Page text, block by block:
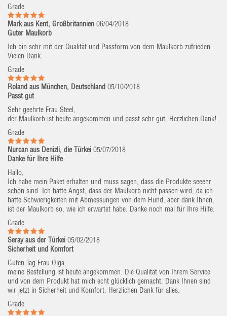
Grade
Mark aus Kent, Großbritannien 06/04/2018
Guter Maulkorb
Ich bin sehr mit der Qualität und Passform von dem Maulkorb zufrieden.
Vielen Dank.
Grade
Roland aus München, Deutschland 05/10/2018
Passt gut
Sehr geehrte Frau Steel,
der Maulkorb ist heute angekommen und passt sehr gut. Herzlichen Dank!
Grade
Nurcan aus Denizli, die Türkei 05/07/2018
Danke für Ihre Hilfe
Hallo,
Ich habe mein Paket erhalten und muss sagen, dass die Produkte seeehr
schön sind. Ich hatte Angst, dass der Maulkorb nicht passen wird, da ich
hatte Schwierigkeiten mit Abmessungen von dem Hund, aber dank Ihnen,
ist der Maulkorb so, wie ich erwartet habe. Danke noch mal für Ihre Hilfe.
Grade
Seray aus der Türkei 05/02/2018
Sicherheit und Komfort
Guten Tag Frau Olga,
meine Bestellung ist heute angekommen. Die Qualität von Ihrem Service
und von dem Produkt hat mich echt glücklich gemacht. Dank Ihnen sind
wir jetzt in Sicherheit und Komfort. Herzlichen Dank für alles.
Grade